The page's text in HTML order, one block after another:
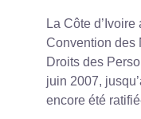
La Côte
Convention des
Droits des
juin 2007,
encore été